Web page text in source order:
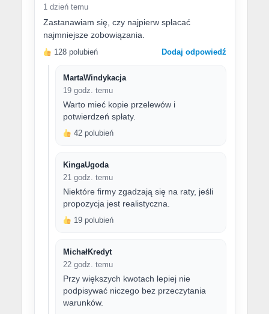
1 dzień temu
Zastanawiam się, czy najpierw spłacać
najmniejsze zobowiązania.
128 polubień Dodaj odpowiedź
MartaWindykacja
19 godz. temu
Warto mieć kopie przelewów i
potwierdzeń spłaty.
42 polubień
KingaUgoda
21 godz. temu
Niektóre firmy zgadzają się na raty, jeśli
propozycja jest realistyczna.
19 polubień
MichałKredyt
22 godz. temu
Przy większych kwotach lepiej nie
podpisywać niczego bez przeczytania
warunków.